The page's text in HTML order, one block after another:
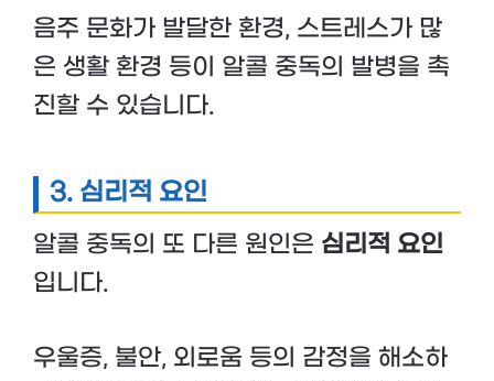
음주 문화가 발달한 환경, 스트레스가 많
은 생활 환경 등이 알콜 중독의 발병을 촉
진할 수 있습니다.
3. 심리적 요인
알콜 중독의 또 다른 원인은 심리적 요인
입니다.
우울증, 불안, 외로움 등의 감정을 해소하